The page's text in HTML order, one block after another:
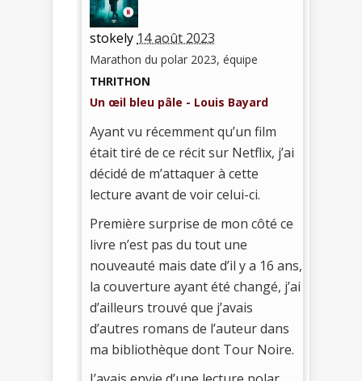
stokely 14 août 2023
Marathon du polar 2023, équipe
THRITHON
Un œil bleu pâle - Louis Bayard
Ayant vu récemment qu’un film
était tiré de ce récit sur Netflix, j’ai
décidé de m’attaquer à cette
lecture avant de voir celui-ci.
Première surprise de mon côté ce
livre n’est pas du tout une
nouveauté mais date d’il y a 16 ans,
la couverture ayant été changé, j’ai
d’ailleurs trouvé que j’avais
d’autres romans de l’auteur dans
ma bibliothèque dont Tour Noire.